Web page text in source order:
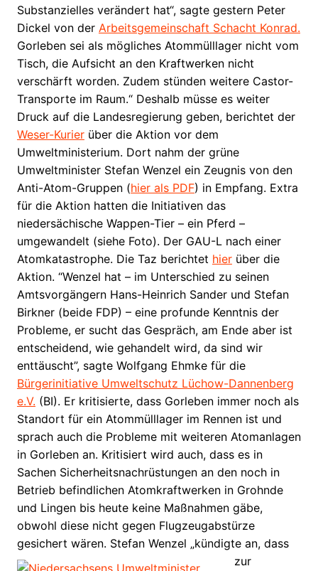
Substanzielles verändert hat“, sagte gestern Peter
Dickel von der Arbeitsgemeinschaft Schacht Konrad.
Gorleben sei als mögliches Atommülllager nicht vom
Tisch, die Aufsicht an den Kraftwerken nicht
verschärft worden. Zudem stünden weitere Castor-
Transporte im Raum.“ Deshalb müsse es weiter
Druck auf die Landesregierung geben, berichtet der
Weser-Kurierüber die Aktion vor dem
Umweltministerium. Dort nahm der grüne
Umweltminister Stefan Wenzel ein Zeugnis von den
Anti-Atom-Gruppen (hier als PDF) in Empfang. Extra
für die Aktion hatten die Initiativen das
niedersächische Wappen-Tier – ein Pferd –
umgewandelt (siehe Foto). Der GAU-L nach einer
Atomkatastrophe. Die Taz berichtet hierüber die
Aktion. “Wenzel hat – im Unterschied zu seinen
Amtsvorgängern Hans-Heinrich Sander und Stefan
Birkner (beide FDP) – eine profunde Kenntnis der
Probleme, er sucht das Gespräch, am Ende aber ist
entscheidend, wie gehandelt wird, da sind wir
enttäuscht”, sagte Wolfgang Ehmke für die
Bürgerinitiative Umweltschutz Lüchow-Dannenberg
e.V. (BI). Er kritisierte, dass Gorleben immer noch als
Standort für ein Atommülllager im Rennen ist und
sprach auch die Probleme mit weiteren Atomanlagen
in Gorleben an. Kritisiert wird auch, dass es in
Sachen Sicherheitsnachrüstungen an den noch in
Betrieb befindlichen Atomkraftwerken in Grohnde
und Lingen bis heute keine Maßnahmen gäbe,
obwohl diese nicht gegen Flugzeugabstürze
gesichert wären. Stefan Wenzel „kündigte an, dass
zur